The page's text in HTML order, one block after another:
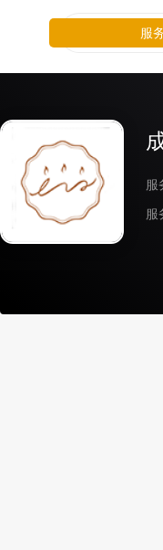
服
服
服